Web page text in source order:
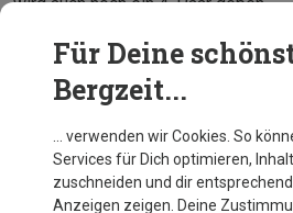
Für Deine
Bergzeit...
… verwenden wir Cookies. So
Services für Dich optimieren,
zuschneiden und dir
Anzeigen zeigen. Deine